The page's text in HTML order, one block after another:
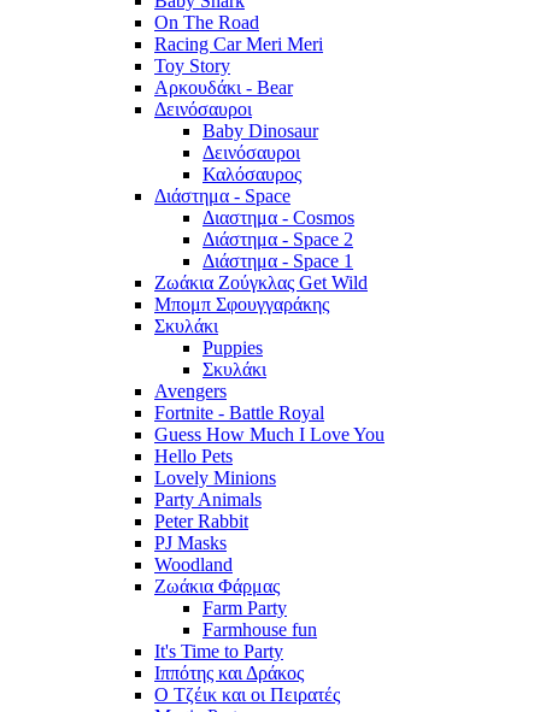
On The Road
Racing Car Meri Meri
Toy Story
Αρκουδάκι - Bear
Δεινόσαυροι
Baby Dinosaur
Δεινόσαυροι
Καλόσαυρος
Διάστημα - Space
Διαστημα - Cosmos
Διάστημα - Space 2
Διάστημα - Space 1
Ζωάκια Ζούγκλας Get Wild
Μπομπ Σφουγγαράκης
Σκυλάκι
Puppies
Σκυλάκι
Avengers
Fortnite - Battle Royal
Guess How Much I Love You
Hello Pets
Lovely Minions
Party Animals
Peter Rabbit
PJ Masks
Woodland
Ζωάκια Φάρμας
Farm Party
Farmhouse fun
It's Time to Party
Ιππότης και Δράκος
Ο Τζέικ και οι Πειρατές